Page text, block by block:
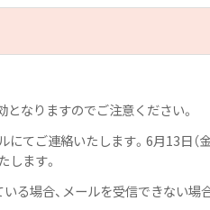
なりますのでご注意ください。
にてご連絡いたします。6月13日
ます。
る場合、メールを受信できない場